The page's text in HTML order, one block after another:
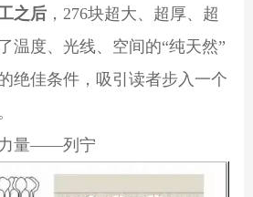
之后，276块超大、超厚、超
温度、光线、空间的“纯天然”
绝佳条件，吸引读者步入一个
量——列宁